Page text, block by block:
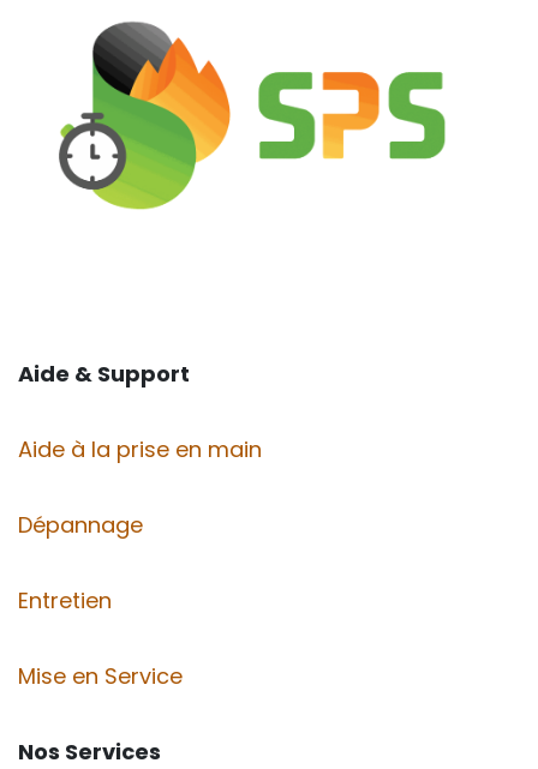
Aide & Support
Aide à la prise en main
Dépannage
Entretien
Mise en Service
Nos Services